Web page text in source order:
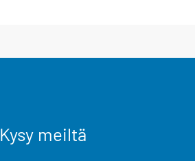
Kysy meiltä